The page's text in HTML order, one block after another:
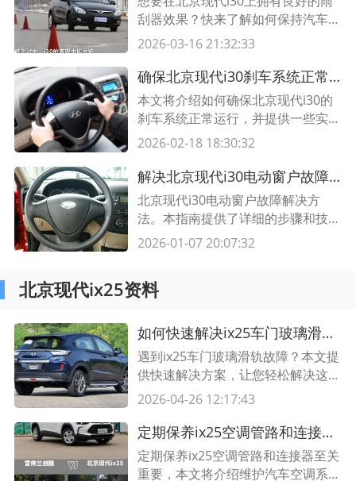
刮器效果？快来了解如何保持汽车雨
刮器的清洁与维护，让您在雨天行车
2026-03-16 21:32:33
确保北京现代i30刹车系统正常运行的方法
本文将介绍如何确保北京现代i30的
刹车系统正常运行，并提供一些实用
的方法和建议。了解如何保持车辆的
要一环。阅读本文，获取宝贵的刹车
系统维护知识。
2026-02-18 18:30:32
解决北京现代i30电动窗户故障的方法 北京现代i30维修指南
北京现代i30电动窗户故障解决方
法。本指南提供了详细的步骤和技
巧，以帮助车主快速修复电动窗户故
2026-01-07 20:07:32
北京现代ix25资料
如何快速解决ix25车门玻璃滑轨故障
遇到ix25车门玻璃滑轨故障？本文提
供快速解决方案，让您轻松解决这一
问题，保证行车安全和舒适性。阅读
因及解决方法。
2026-04-26 12:17:43
定期保养ix25空调管路和连接器，维护汽车舒适驾驶体验
定期保养ix25空调管路和连接器至关
重要，本文将介绍维护汽车空调系统